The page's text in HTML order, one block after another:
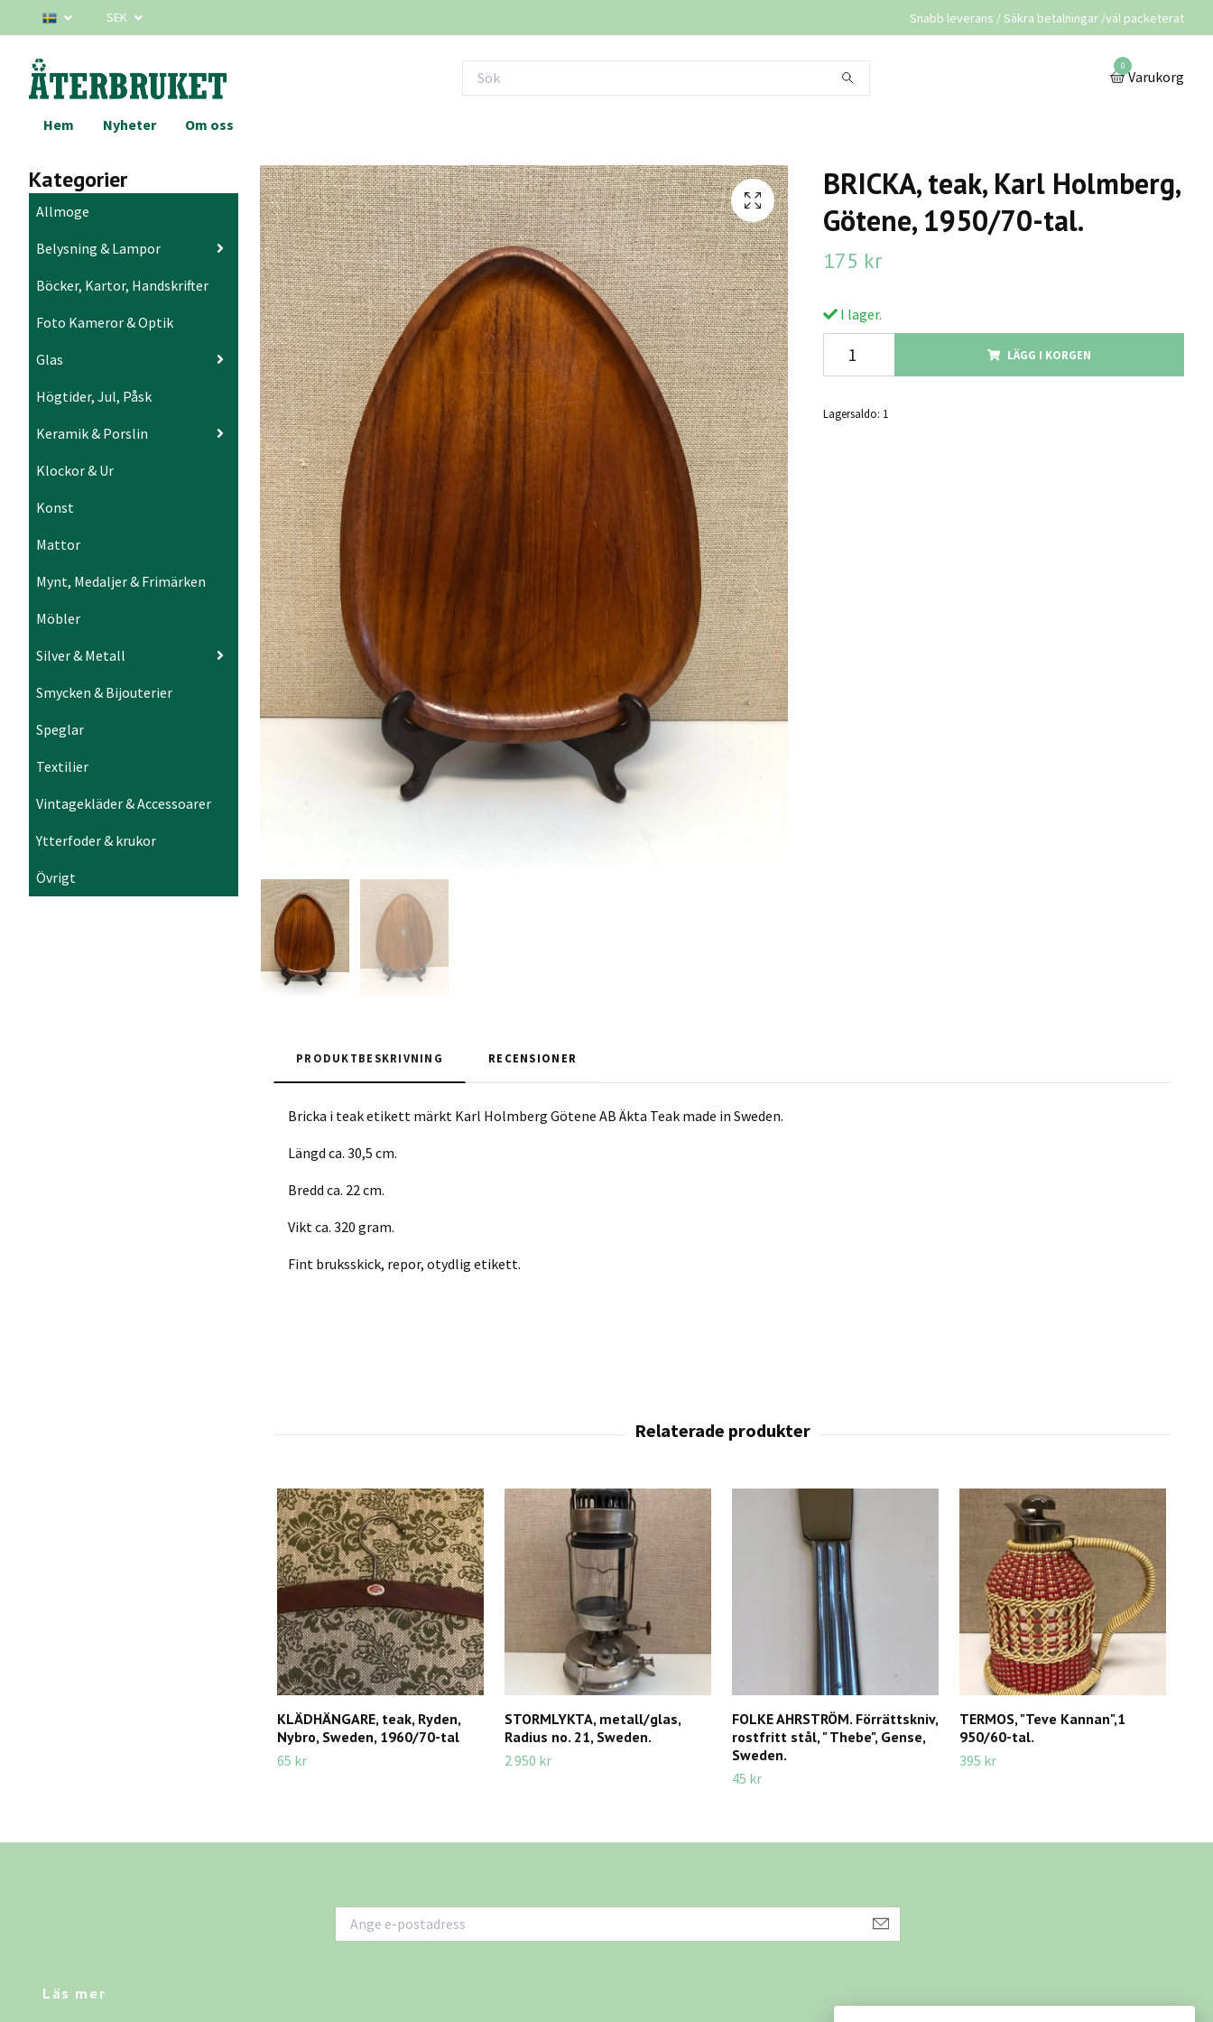
SEK Snabb leverans / Säkra betalningar /väl packeterat
0
Varukorg
Hem Nyheter Om oss
Kategorier
Allmoge
Belysning & Lampor
Böcker, Kartor, Handskrifter
Foto Kameror & Optik
Glas
Högtider, Jul, Påsk
Keramik & Porslin
Klockor & Ur
Konst
Mattor
Mynt, Medaljer & Frimärken
Möbler
Silver & Metall
Smycken & Bijouterier
Speglar
Textilier
Vintagekläder & Accessoarer
Ytterfoder & krukor
Övrigt
BRICKA, teak, Karl Holmberg,
Götene, 1950/70-tal.
175 kr
I lager.
LÄGG I KORGEN
Lagersaldo: 1
PRODUKTBESKRIVNING RECENSIONER
Bricka i teak etikett märkt Karl Holmberg Götene AB Äkta Teak made in Sweden.
Längd ca. 30,5 cm.
Bredd ca. 22 cm.
Vikt ca. 320 gram.
Fint bruksskick, repor, otydlig etikett.
KLÄDHÄNGARE, teak, Ryden,
Nybro, Sweden, 1960/70-tal
65 kr
STORMLYKTA, metall/glas,
Radius no. 21, Sweden.
2 950 kr
FOLKE AHRSTRÖM. Förrättskniv,
rostfritt stål, " Thebe", Gense,
Sweden.
45 kr
TERMOS, "Teve Kannan",1
950/60-tal.
395 kr
Läs mer